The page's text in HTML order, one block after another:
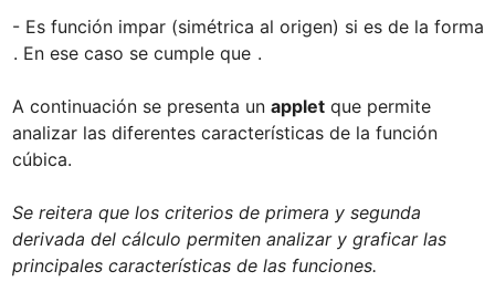
. En ese caso se cumple que .
A continuación se presenta un applet que permite
analizar las diferentes características de la función
cúbica.
Se reitera que los criterios de primera y segunda
derivada del cálculo permiten analizar y graficar las
principales características de las funciones.